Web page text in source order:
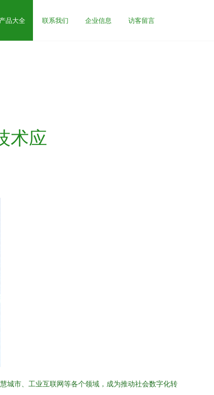
产品大全 联系我们 企业信息 访客留言
术应
城市、工业互联网等各个领域，成为推动社会数字化转